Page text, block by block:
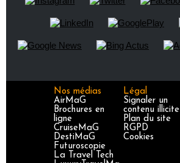
Nos médias
AirMaG
Brochures en
ligne
CruiseMaG
DestiMaG
Futuroscopie
La Travel Tech
Légal
Signaler un
contenu illicite
Plan du site
RGPD
Cookies